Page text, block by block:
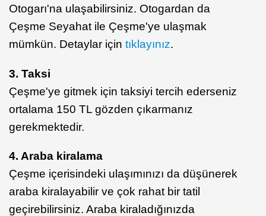
Otogarı'na ulaşabilirsiniz. Otogardan da
Çeşme Seyahat ile Çeşme'ye ulaşmak
mümkün. Detaylar için tıklayınız.
3. Taksi
Çeşme'ye gitmek için taksiyi tercih ederseniz
ortalama 150 TL gözden çıkarmanız
gerekmektedir.
4. Araba kiralama
Çeşme içerisindeki ulaşımınızı da düşünerek
araba kiralayabilir ve çok rahat bir tatil
geçirebilirsiniz. Araba kiraladığınızda